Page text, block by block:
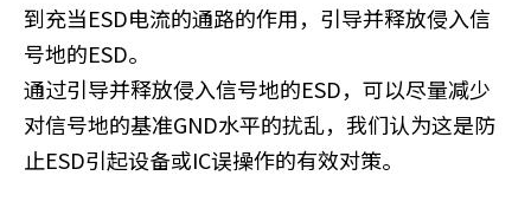
到充当ESD电流的通路的作用，引导并释放侵入信
号地的ESD。
通过引导并释放侵入信号地的ESD，可以尽量减少
对信号地的基准GND水平的扰乱，我们认为这是防
止ESD引起设备或IC误操作的有效对策。